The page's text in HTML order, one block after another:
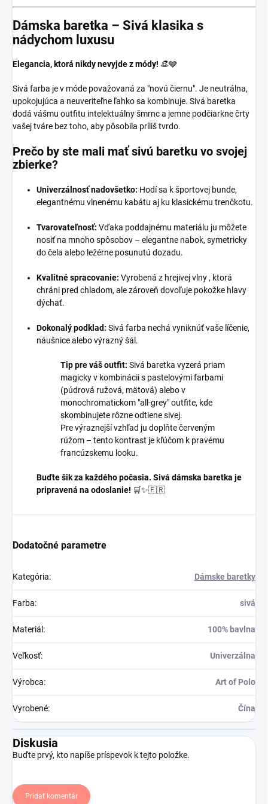
Dámska baretka – Sivá klasika s
nádychom luxusu
Elegancia, ktorá nikdy nevyjde z módy! 👒🩶
Sivá farba je v móde považovaná za "novú čiernu". Je neutrálna,
upokojujúca a neuveriteľne ľahko sa kombinuje. Sivá baretka
dodá vášmu outfitu intelektuálny šmrnc a jemne podčiarkne črty
vašej tváre bez toho, aby pôsobila príliš tvrdo.
Prečo by ste mali mať sivú baretku vo svojej
zbierke?
Univerzálnosť nadovšetko: Hodí sa k športovej bunde,
elegantnému vlnenému kabátu aj ku klasickému trenčkotu.
Tvarovateľnosť: Vďaka poddajnému materiálu ju môžete
nosiť na mnoho spôsobov – elegantne nabok, symetricky
do čela alebo ležérne posunutú dozadu.
Kvalitné spracovanie: Vyrobená z hrejivej vlny , ktorá
chráni pred chladom, ale zároveň dovoľuje pokožke hlavy
dýchať.
Dokonalý podklad: Sivá farba nechá vyniknúť vaše líčenie,
náušnice alebo výrazný šál.
Tip pre váš outfit: Sivá baretka vyzerá priam
magicky v kombinácii s pastelovými farbami
(púdrová ružová, mätová) alebo v
monochromatickom "all-grey" outfite, kde
skombinujete rôzne odtiene sivej.
Pre výraznejší vzhľad ju doplňte červeným
rúžom – tento kontrast je kľúčom k pravému
francúzskemu looku.
Buďte šik za každého počasia. Sivá dámska baretka je
pripravená na odoslanie! 🛒✨🇫🇷
Dodatočné parametre
Kategória: Dámske baretky
Farba: sivá
Materiál : 100% bavlna
Veľkosť: Univerzálna
Výrobca: Art of Polo
Vyrobené: Čína
Diskusia
Buďte prvý, kto napíše príspevok k tejto položke.
Pridať komentár